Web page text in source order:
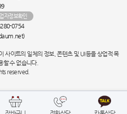
자정보확인
0754
사이트의 일체의 정보, 콘텐츠 및 UI등을 상업적 목
할 수 없습니다.
reserved.